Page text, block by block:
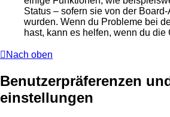
Status – sofern sie von der
wurden. Wenn du Probleme bei
hast, kann es helfen, wenn du die
Nach oben
Benutzerpräferenzen
einstellungen